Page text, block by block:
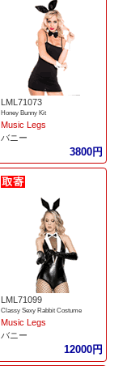
LML71073
Honey Bunny Kit
Music Legs
バニー
3800円
LML71099
Classy Sexy Rabbit Costume
Music Legs
バニー
12000円